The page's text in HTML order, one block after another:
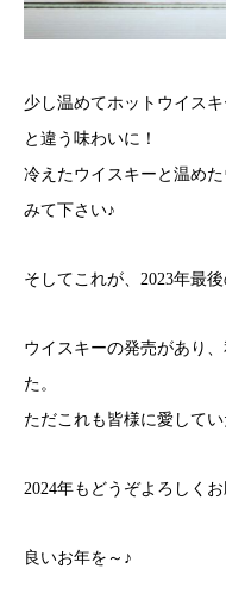
少し温めてホットウイス
と違う味わいに！
冷えたウイスキーと温め
みて下さい♪
そしてこれが、2023年最
ウイスキーの発売があり
た。
ただこれも皆様に愛して
2024年もどうぞよろしく
良いお年を～♪